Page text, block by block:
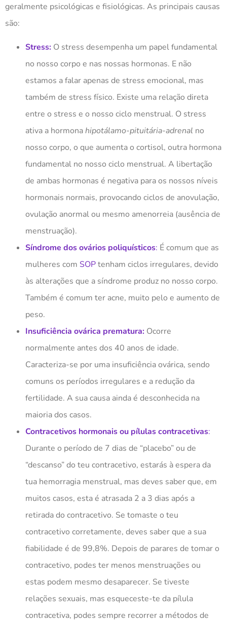
geralmente psicológicas e fisiológicas. As principais causas
são:
Stress: O stress desempenha um papel fundamental
no nosso corpo e nas nossas hormonas. E não
estamos a falar apenas de stress emocional, mas
também de stress físico. Existe uma relação direta
entre o stress e o nosso ciclo menstrual. O stress
ativa a hormonahipotálamo-pituitária-adrenal no
nosso corpo, o que aumenta o cortisol, outra hormona
fundamental no nosso ciclo menstrual. A libertação
de ambas hormonas é negativa para os nossos níveis
hormonais normais, provocando ciclos de anovulação,
ovulação anormal ou mesmo amenorreia (ausência de
menstruação).
Síndrome dos ovários poliquísticos: É comum que as
mulheres com SOPtenham ciclos irregulares, devido
às alterações que a síndrome produz no nosso corpo.
Também é comum ter acne, muito pelo e aumento de
peso.
Insuficiência ovárica prematura: Ocorre
normalmente antes dos 40 anos de idade.
Caracteriza-se por uma insuficiência ovárica, sendo
comuns os períodos irregulares e a redução da
fertilidade. A sua causa ainda é desconhecida na
maioria dos casos.
Contracetivos hormonais ou pílulas contracetivas:
Durante o período de 7 dias de “placebo” ou de
“descanso” do teu contracetivo, estarás à espera da
tua hemorragia menstrual, mas deves saber que, em
muitos casos, esta é atrasada 2 a 3 dias após a
retirada do contracetivo. Se tomaste o teu
contracetivo corretamente, deves saber que a sua
fiabilidade é de 99,8%. Depois de parares de tomar o
contracetivo, podes ter menos menstruações ou
estas podem mesmo desaparecer. Se tiveste
relações sexuais, mas esqueceste-te da pílula
contracetiva, podes sempre recorrer a métodos de